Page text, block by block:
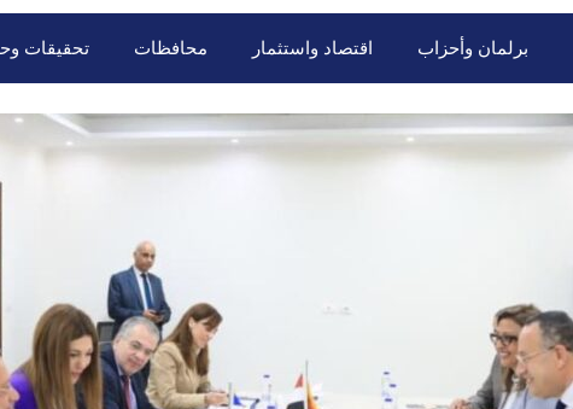
برلمان وأحزاب اقتصاد واستثمار محافظات تحقيقات